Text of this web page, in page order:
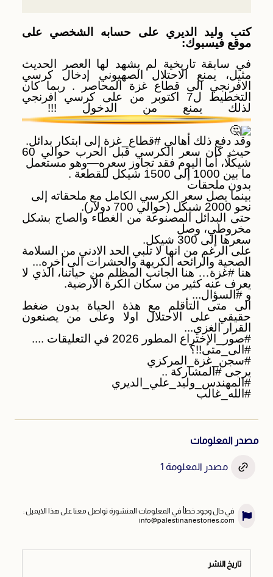
كتب وليد الديري على حسابه الشخصي على
موقع فيسبوك:
في سابقة تاريخية لم يشهد لها العصر الحديث
مثيل، يمنع الاحتلال الصهيوني إدخال كرسي
الافرنجي الى قطاع غزة المحاصر . ربما كان
التخطيط ل7 اكتوبر من على كرسي افرنجي
لذلك يمنع من الدخول !!!
وقد دفع ذلك أهالي #قطاع_غزة إلى ابتكار بدائل.
حيث كان سعر الكرسي قبل الحرب حوالي 60
شيكلًا، أما اليوم فقد تجاوز سعره—وهو مستعمل
ما بين 1000 إلى 1500 شيكل للقطعة .
بدون ملحقات
بينما يصل سعر الكرسي الكامل مع ملحقاته إلى
نحو 2000 شيكل (حوالي 700 دولار).
حتى البدائل المصنوعة من الغطاء والصاج بشكل
مخروطي، وصل
سعرها إلى 300 شيكل.
على الرغم من انها لا تلبي الحد الادني من السلامة
الصحية والرائحه الكريهة والحشرات الى اخره...
هنا#غزة… هنا الجانب المظلم من حياتنا، الذي لا
يعرف عنه كثير من سكان الكرة الأرضية.
و #السؤال...
الى متى التأقلم مع هذة الحياة بدون ضغط
حقيقي على الاحتلال اولا وعلى من يصنعون
القرار الغزي...
#صور_الإختراع المطور 2026 في التعليقات ....
#الى_متى!!؟
#سجن_غزة_المركزي
يرجى#المشاركة..
#المهندس_وليد_علي_الديري
#الله_غالب
مصدر المعلومات
مصدر المعلومة 1
في حال وجود خطأ في المعلومات المنشورة تواصل معنا على هذا الايميل :
info@palestinanestories.com
تاريخ النشر